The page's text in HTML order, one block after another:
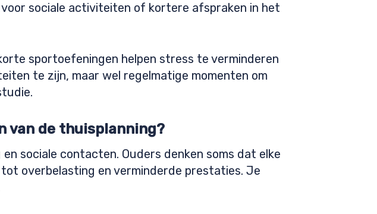
sociale activiteiten of kortere afspraken in het
sportoefeningen helpen stress te verminderen
te zijn, maar wel regelmatige momenten om
van de thuisplanning?
sociale contacten. Ouders denken soms dat elke
overbelasting en verminderde prestaties. Je